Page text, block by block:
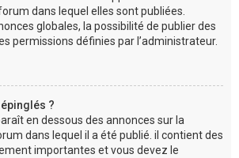
dans lequel elles sont publiées.
globales, la possibilité de publier des
permissions définies par l’administrateur.
?
en dessous des annonces sur la
dans lequel il a été publié. il contient des
importantes et vous devez le